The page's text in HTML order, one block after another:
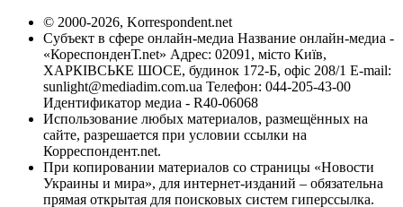
© 2000-2026, Korrespondent.net
Субъект в сфере онлайн-медиа Название онлайн-медиа -
«КореспонденТ.net» Адрес: 02091, місто Київ,
ХАРКІВСЬКЕ ШОСЕ, будинок 172-Б, офіс 208/1 E-mail:
sunlight@mediadim.com.ua Телефон: 044-205-43-00
Идентификатор медиа - R40-06068
Использование любых материалов, размещённых на
сайте, разрешается при условии ссылки на
Корреспондент.net.
При копировании материалов со страницы «Новости
Украины и мира», для интернет-изданий – обязательна
прямая открытая для поисковых систем гиперссылка.